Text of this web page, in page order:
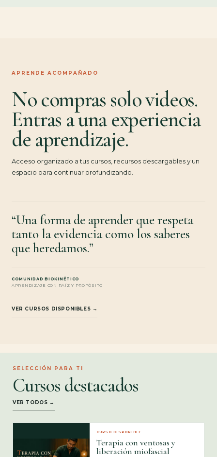
APRENDE ACOMPAÑADO
No compras solo videos.
Entras a una experiencia
de aprendizaje.
Acceso organizado a tus cursos, recursos descargables y un
espacio para continuar profundizando.
“Una forma de aprender que respeta
tanto la evidencia como los saberes
que heredamos.”
COMUNIDAD BIOKINÉTICO
APRENDIZAJE CON RAÍZ Y PROPÓSITO
VER CURSOS DISPONIBLES →
SELECCIÓN PARA TI
Cursos destacados
VER TODOS →
CURSO DISPONIBLE
Terapia con ventosas y
liberación miofascial